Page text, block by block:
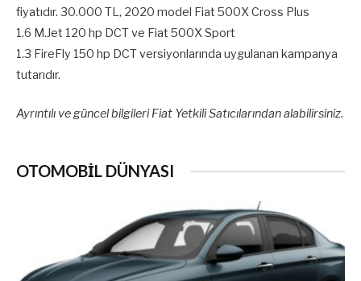
fiyatıdır. 30.000 TL, 2020 model Fiat 500X Cross Plus
1.6 M.Jet 120 hp DCT ve Fiat 500X Sport
1.3 FireFly 150 hp DCT versiyonlarında uygulanan kampanya
tutarıdır.
Ayrıntılı ve güncel bilgileri Fiat Yetkili Satıcılarından alabilirsiniz.
OTOMOBİL DÜNYASI